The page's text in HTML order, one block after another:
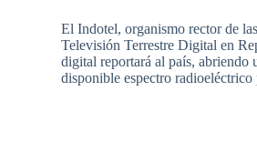
El Indotel, organismo rector de
Televisión Terrestre Digital en
digital reportará al país, abriendo
disponible espectro